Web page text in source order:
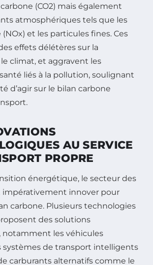
(CO2) mais également
atmosphériques tels que les
(NOx) et les particules fines. Ces
effets délétères sur la
climat, et aggravent les
liés à la pollution, soulignant
d’agir sur le bilan carbone
AU SERVICE
PROPRE
énergétique, le secteur des
impérativement innover pour
carbone. Plusieurs technologies
des solutions
notamment les véhicules
systèmes de transport intelligents
carburants alternatifs comme le